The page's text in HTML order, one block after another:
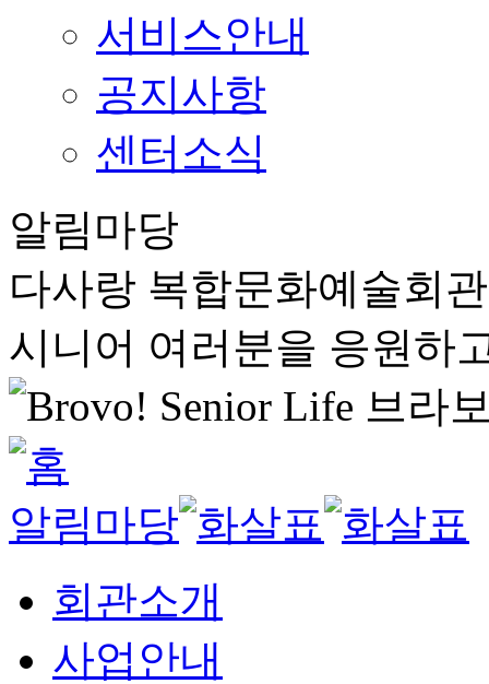
서비스안내
공지사항
센터소식
알림마당
다사랑 복합문화예술회
시니어 여러분을 응원하
알림마당
회관소개
사업안내